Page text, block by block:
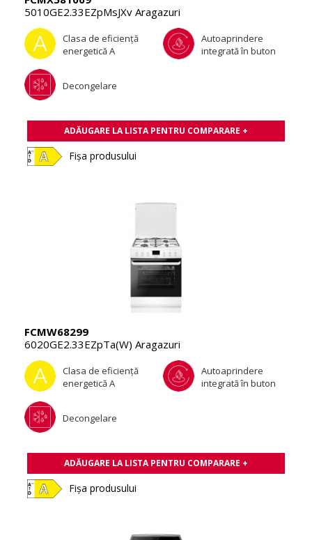
5010GE2.33EZpMsJXv Aragazuri
Clasa de eficienţă
energetică A
Autoaprindere
integrată în buton
Decongelare
ADĂUGARE LA LISTA PENTRU COMPARARE +
Fișa produsului
FCMW68299
6020GE2.33EZpTa(W) Aragazuri
Clasa de eficienţă
energetică A
Autoaprindere
integrată în buton
Decongelare
ADĂUGARE LA LISTA PENTRU COMPARARE +
Fișa produsului